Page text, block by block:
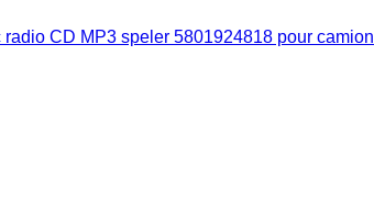
CD MP3 speler 5801924818 pour camion